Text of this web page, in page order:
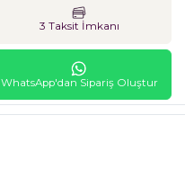
3 Taksit İmkanı
WhatsApp'dan Sipariş Oluştur